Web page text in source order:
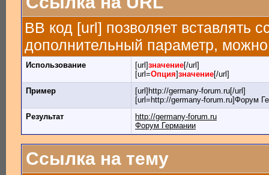
BB код [url] позволяет
дополнительный параметр, можно
Использование [url]значение[/url]
[url=Опция]значение[/url]
Пример
[url]http://germany-forum.ru[/url]
[url=http://germany-forum.ru]Форум
Результат
http://germany-forum.ru
Форум Германии
Ссылка на тему